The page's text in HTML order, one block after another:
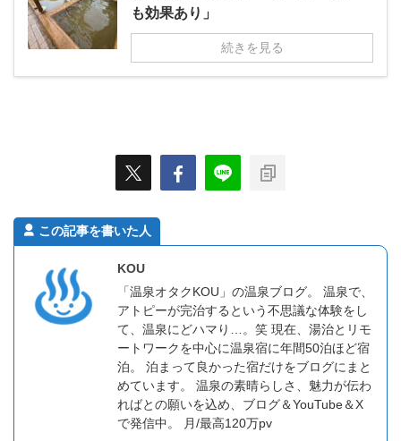
も効果あり」
続きを見る
この記事を書いた人
KOU
「温泉オタクKOU」の温泉ブログ。 温泉で、
アトピーが完治するという不思議な体験をし
て、温泉にどハマり…。笑 現在、湯治とリモ
ートワークを中心に温泉宿に年間50泊ほど宿
泊。 泊まって良かった宿だけをブログにまと
めています。 温泉の素晴らしさ、魅力が伝わ
ればとの願いを込め、ブログ＆YouTube＆X
で発信中。 月/最高120万pv